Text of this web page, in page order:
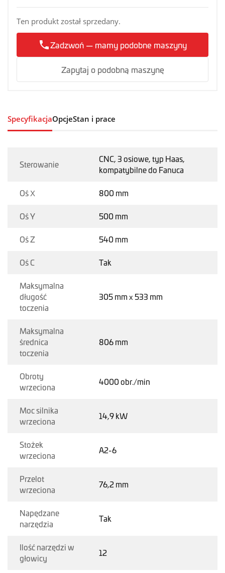
Ten produkt został sprzedany.
Zadzwoń — mamy podobne maszyny
Zapytaj o podobną maszynę
SpecyfikacjaOpcjeStan i prace
Sterowanie
CNC, 3 osiowe, typ Haas,
kompatybilne do Fanuca
Oś X 800 mm
Oś Y 500 mm
Oś Z 540 mm
Oś C Tak
Maksymalna
długość
toczenia
305 mm x 533 mm
Maksymalna
średnica
toczenia
806 mm
Obroty
wrzeciona
4000 obr./min
Moc silnika
wrzeciona
14,9 kW
Stożek
wrzeciona
A2-6
Przelot
wrzeciona
76,2 mm
Napędzane
narzędzia
Tak
Ilość narzędzi w
głowicy
12